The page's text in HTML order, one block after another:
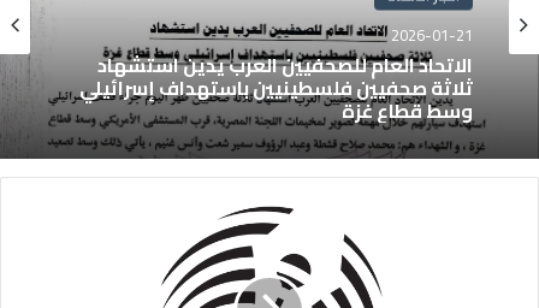
2026-01-21
الاتحاد العام للصحفيين العرب يدين استشهاد
ثلاثة صحفيين فلسطينيين باستهداف إسرائيلي
وسط قطاع غزة